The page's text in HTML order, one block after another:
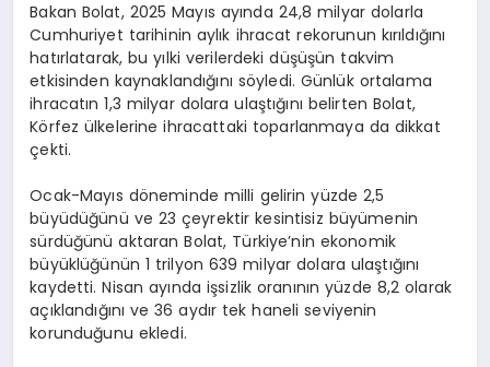
Bakan Bolat, 2025 Mayıs ayında 24,8 milyar dolarla
Cumhuriyet tarihinin aylık ihracat rekorunun kırıldığını
hatırlatarak, bu yılki verilerdeki düşüşün takvim
etkisinden kaynaklandığını söyledi. Günlük ortalama
ihracatın 1,3 milyar dolara ulaştığını belirten Bolat,
Körfez ülkelerine ihracattaki toparlanmaya da dikkat
çekti.
Ocak-Mayıs döneminde milli gelirin yüzde 2,5
büyüdüğünü ve 23 çeyrektir kesintisiz büyümenin
sürdüğünü aktaran Bolat, Türkiye’nin ekonomik
büyüklüğünün 1 trilyon 639 milyar dolara ulaştığını
kaydetti. Nisan ayında işsizlik oranının yüzde 8,2 olarak
açıklandığını ve 36 aydır tek haneli seviyenin
korunduğunu ekledi.